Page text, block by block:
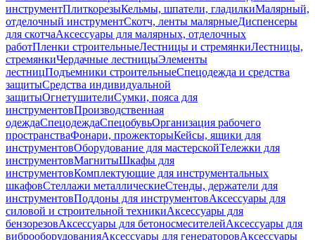
инструментПлиткорезыКельмы, шпатели, гладилкиМалярный,
отделочный инструментСкотч, ленты малярныеДиспенсеры
для скотчаАксессуары для малярных, отделочных
работПленки строительныеЛестницы и стремянкиЛестницы,
стремянкиЧердачные лестницыЭлементы
лестницПодъемники строительныеСпецодежда и средства
защитыСредства индивидуальной
защитыОгнетушителиСумки, пояса для
инструментовПроизводственная
одеждаСпецодеждаСпецобувьОрганизация рабочего
пространстваФонари, прожекторыКейсы, ящики для
инструментовОборудование для мастерскойТележки для
инструментовМагнитыШкафы для
инструментовКомплектующие для инструментальных
шкафовСтеллажи металлическиеСтенды, держатели для
инструментовПоддоны для инструментовАксессуары для
силовой и строительной техникиАксессуары для
бензорезовАксессуары для бетоносмесителейАксессуары для
виброоборудованияАксессуары для генераторовАксессуары